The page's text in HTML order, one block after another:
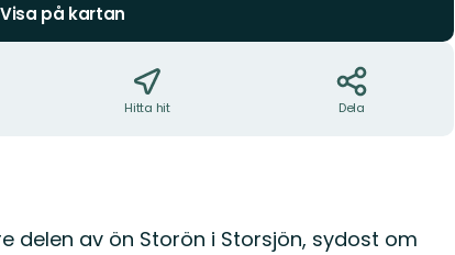
Visa på kartan
Hitta hit Dela
av ön Storön i Storsjön, sydost om